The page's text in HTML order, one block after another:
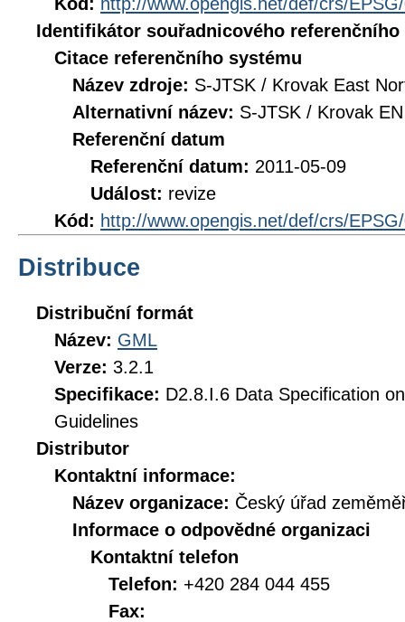
Identifikátor souřadnicového referenčního
Citace referenčního systému
Název zdroje: S-JTSK / Krovak East
Alternativní název: S-JTSK / Krovak EN
Referenční datum
Referenční datum: 2011-05-09
Událost: revize
Kód: http://www.opengis.net/def/crs/
Distribuce
Distribuční formát
Název: GML
Verze: 3.2.1
Specifikace: D2.8.I.6 Data Specification
Guidelines
Distributor
Kontaktní informace:
Název organizace: Český úřad
Informace o odpovědné organizaci
Kontaktní telefon
Telefon: +420 284 044 455
Fax: